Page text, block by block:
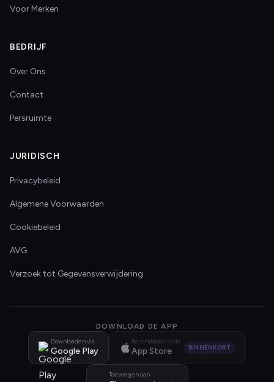
Voor Merken
BEDRIJF
Over Ons
Contact
Persruimte
JURIDISCH
Privacybeleid
Algemene Voorwaarden
Cookiebeleid
AVG
Verzoek tot Gegevensverwijdering
DOWNLOAD DE APP
Downloaden via
Google Play
Beschikbaar in de
App Store BINNENKORT
Toevoegen aan